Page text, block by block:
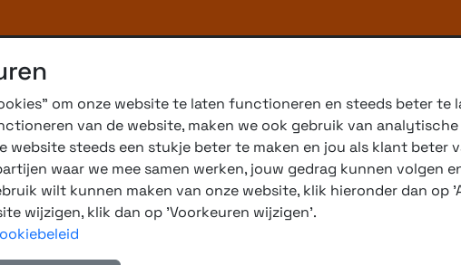
De Schuberth SC2
integreert met
zowel MESH als
is ontworpen voor
om onze website te laten functioneren en steeds beter
van de website, maken we ook gebruik van
website steeds een stukje beter te maken en jou als klant beter
waar we mee samen werken, jouw gedrag kunnen volgen
wilt kunnen maken van onze website, klik hieronder dan op
wijzigen, klik dan op 'Voorkeuren wijzigen'.